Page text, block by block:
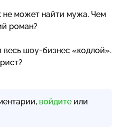
не может найти мужа. Чем
роман?
весь шоу-бизнес «кодлой».
войдите или